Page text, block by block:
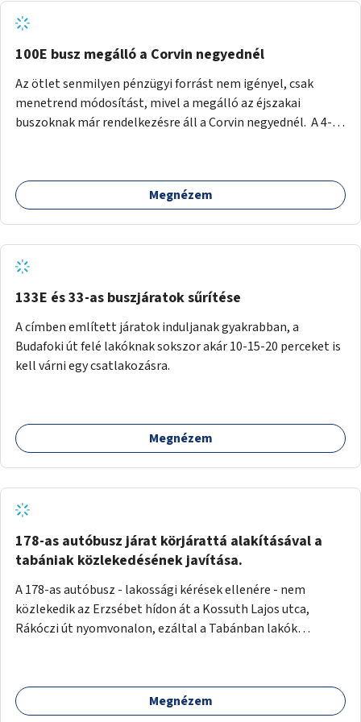
tud állni a megállóba. A környéken a tömegközlekedés
csúcsidőben már most is fullos, a Bosnyák téri beruházások
befejeztével hatványozódni fog az utazási igény.
100E busz megálló a Corvin negyednél
Az ötlet senmilyen pénzügyi forrást nem igényel, csak
menetrend módosítást, mivel a megálló az éjszakai
buszoknak már rendelkezésre áll a Corvin negyednél. A 4-es
ha a 100E reptéri busz a Corvin negyed metrómegállónál is
megállna - főleg éjjel, amikor a metró nem jár, és a 200E
nem hosszabbítaná meg sokkal, a 4-6 vonalán lakóknak
viszont a Kálvin tér-Corvin negyed utat megspórolva 10-15
perccel rövidítheti az utazási idejét.
Megnézem
133E és 33-as buszjáratok sűrítése
A címben említett járatok induljanak gyakrabban, a
Budafoki út felé lakóknak sokszor akár 10-15-20 perceket is
kell várni egy csatlakozásra.
Megnézem
178-as autóbusz járat körjárattá alakításával a
tabániak közlekedésének javítása.
A 178-as autóbusz - lakossági kérések ellenére - nem
közlekedik az Erzsébet hídon át a Kossuth Lajos utca,
Rákóczi út nyomvonalon, ezáltal a Tabánban lakók
járattal feljutni a Naphegyre, ahol iskola és óvoda is van a
körzetben élők számára. Megoldás lenne, ha a 178-as
Megnézem